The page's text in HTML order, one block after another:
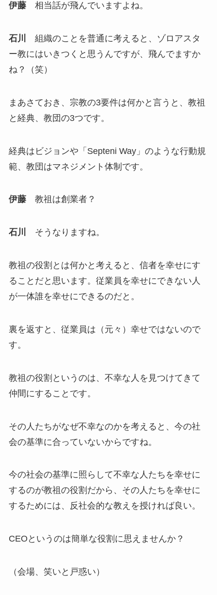
伊藤相当話が飛んでいますよね。
石川
組織のことを普通に考えると、ゾロアスタ
ー教にはいきつくと思うんですが、飛んでますか
ね？（笑）
まあさておき、宗教の3要件は何かと言うと、教祖
と経典、教団の3つです。
経典はビジョンや「Septeni Way」のような行動規
範、教団はマネジメント体制です。
伊藤教祖は創業者？
石川 そうなりますね。
教祖の役割とは何かと考えると、信者を幸せにす
ることだと思います。従業員を幸せにできない人
が一体誰を幸せにできるのだと。
裏を返すと、従業員は（元々）幸せではないので
す。
教祖の役割というのは、不幸な人を見つけてきて
仲間にすることです。
その人たちがなぜ不幸なのかを考えると、今の社
会の基準に合っていないからですね。
今の社会の基準に照らして不幸な人たちを幸せに
するのが教祖の役割だから、その人たちを幸せに
するためには、反社会的な教えを授ければ良い。
CEOというのは簡単な役割に思えませんか？
（会場、笑いと戸惑い）